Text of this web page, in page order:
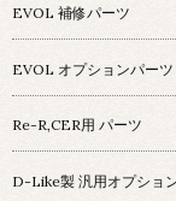
EVOL 補修パーツ
EVOL オプションパーツ
Re-R,CER用 パーツ
D-Like製 汎用オプショ